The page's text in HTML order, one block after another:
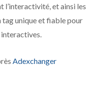
et ainsi les
tag unique et fiable pour
Adexchanger